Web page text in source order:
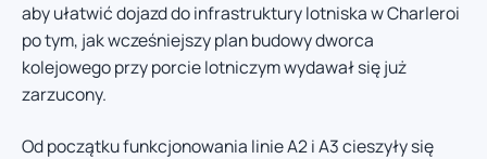
aby ułatwić dojazd do infrastruktury lotniska w Charleroi
po tym, jak wcześniejszy plan budowy dworca
kolejowego przy porcie lotniczym wydawał się już
zarzucony.
Od początku funkcjonowania linie A2 i A3 cieszyły się